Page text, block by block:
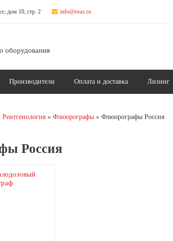
дом 10, стр. 2 info@esus.ru
оборудования
Производители Оплата и доставка Лизинг
Рентгенология Флюорографы Флюорографы Россия
Россия